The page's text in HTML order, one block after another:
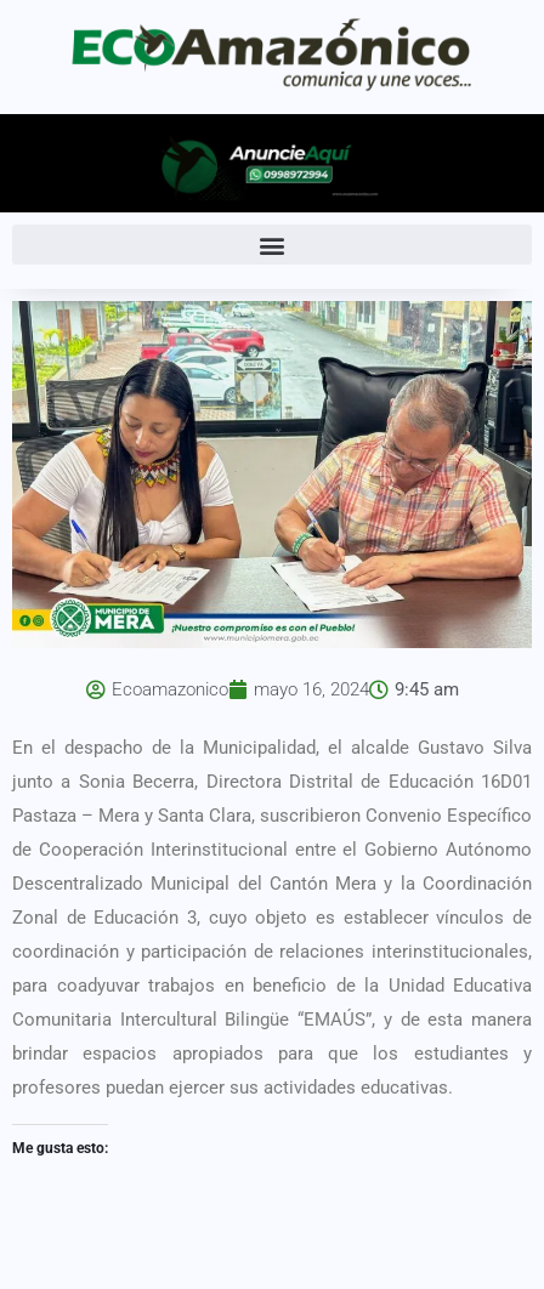
Ecoamazonico mayo 16, 2024 9:45 am
En el despacho de la Municipalidad, el alcalde Gustavo Silva
junto a Sonia Becerra, Directora Distrital de Educación 16D01
Pastaza – Mera y Santa Clara, suscribieron Convenio Específico
de Cooperación Interinstitucional entre el Gobierno Autónomo
Descentralizado Municipal del Cantón Mera y la Coordinación
Zonal de Educación 3, cuyo objeto es establecer vínculos de
coordinación y participación de relaciones interinstitucionales,
para coadyuvar trabajos en beneficio de la Unidad Educativa
Comunitaria Intercultural Bilingüe “EMAÚS”, y de esta manera
brindar espacios apropiados para que los estudiantes y
profesores puedan ejercer sus actividades educativas.
Me gusta esto: